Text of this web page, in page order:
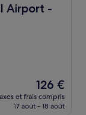
Airport -
36th St by IHG
Le
nouveau
prix
126 €
et frais compris
17 août - 18 août